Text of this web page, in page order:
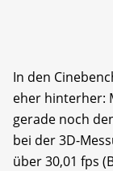
In den
eher hinterher:
gerade noch
bei der 3D-
über 30,01 fps